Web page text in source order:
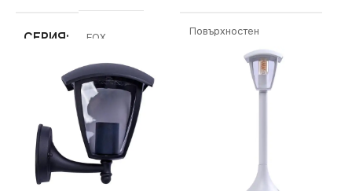
СЕРИЯ FOX
НАПРЕЖЕНИЕ (V)
220V
ЦОКЪЛ E27
Повърхностен
MILAGRO
НАПРЕЖЕНИЕ (V)